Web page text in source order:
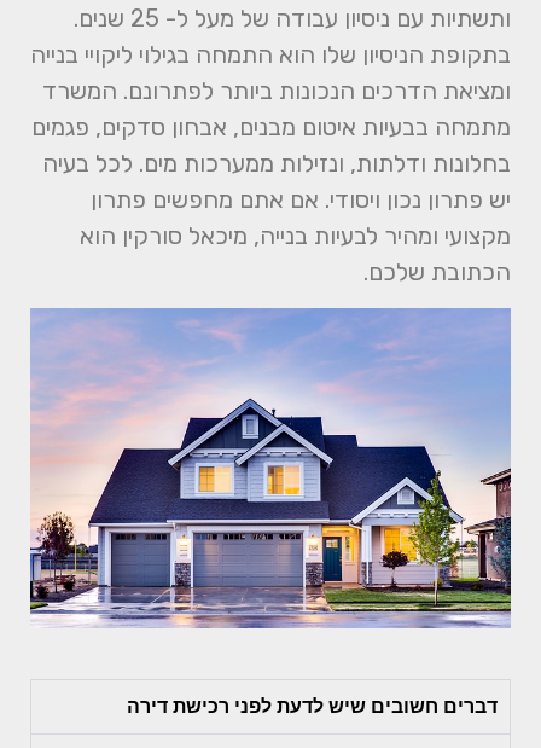
ותשתיות עם ניסיון עבודה של מעל ל- 25 שנים.
בתקופת הניסיון שלו הוא התמחה בגילוי ליקויי בנייה
ומציאת הדרכים הנכונות ביותר לפתרונם. המשרד
מתמחה בבעיות איטום מבנים, אבחון סדקים, פגמים
בחלונות ודלתות, ונזילות ממערכות מים. לכל בעיה
יש פתרון נכון ויסודי. אם אתם מחפשים פתרון
מקצועי ומהיר לבעיות בנייה, מיכאל סורקין הוא
הכתובת שלכם.
דברים חשובים שיש לדעת לפני רכישת דירה